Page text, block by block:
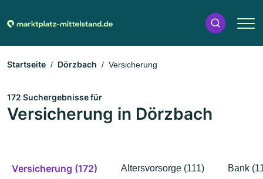
Startseite Dörzbach Versicherung
172 Suchergebnisse für
Versicherung in Dörzbach
Versicherung (172) Altersvorsorge (111) Bank